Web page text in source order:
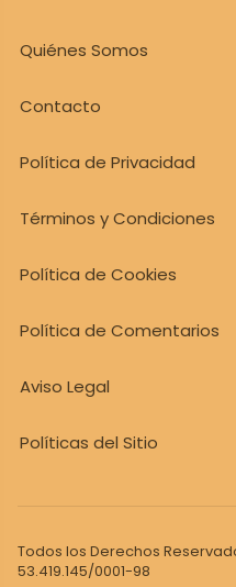
Quiénes Somos
Contacto
Política de Privacidad
Términos y Condiciones
Política de Cookies
Política de Comentarios
Aviso Legal
Políticas del Sitio
Todos los Derechos
53.419.145/0001-98